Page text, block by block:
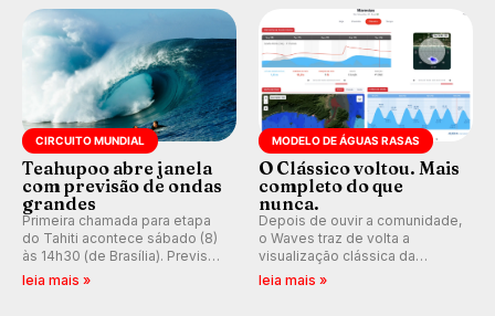
prática em esporte e indústria.
CIRCUITO MUNDIAL
Teahupoo abre janela
com previsão de ondas
grandes
Primeira chamada para etapa
do Tahiti acontece sábado (8)
às 14h30 (de Brasília). Previsão
indica swell consistente.
Medina embarca para evento e
leia mais »
MODELO DE ÁGUAS RASAS
O Clássico voltou. Mais
completo do que
nunca.
Depois de ouvir a comunidade,
o Waves traz de volta a
visualização clássica da
previsão de águas rasas,
agora integrada à nova
leia mais »